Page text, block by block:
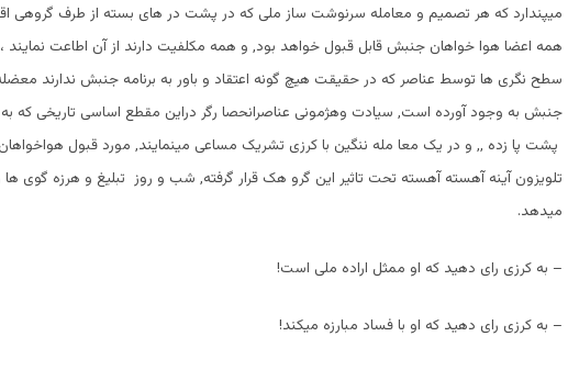
میپندارد که هر تصمیم و معامله سرنوشت ساز ملی که در پشت در های بسته از طرف گروهی
همه اعضا هوا خواهان جنبش قابل قبول خواهد بود, و همه مکلفیت دارند از آن اطاعت نمایند
سطح نگری ها توسط عناصر که در حقیقت هیچ گونه اعتقاد و باور به برنامه جنبش ندارند
جنبش به وجود آورده است, سیادت وهژمونی عناصرانحصا رگر دراین مقطع اساسی تاریخی که
پشت پا زده ,, و در یک معا مله ننگین با کرزی تشریک مساعی مینمایند, مورد قبول
تلویزون آینه آهسته آهسته تحت تاثیر این گرو هک قرار گرفته, شب و روز تبلیغ و هرزه گوی ها
میدهد.
– به کرزی رای دهید که او ممثل اراده ملی است!
– به کرزی رای دهید که او با فساد مبارزه میکند!